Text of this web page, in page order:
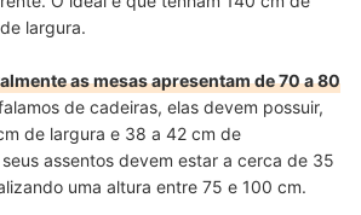
largura.
as mesas apresentam de 70 a 80
de cadeiras, elas devem possuir,
de largura e 38 a 42 cm de
assentos devem estar a cerca de 35
uma altura entre 75 e 100 cm.